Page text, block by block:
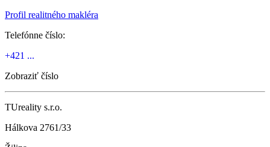
Profil realitného makléra
Telefónne číslo:
+421 ...
Zobraziť číslo
TUreality s.r.o.
Hálkova 2761/33